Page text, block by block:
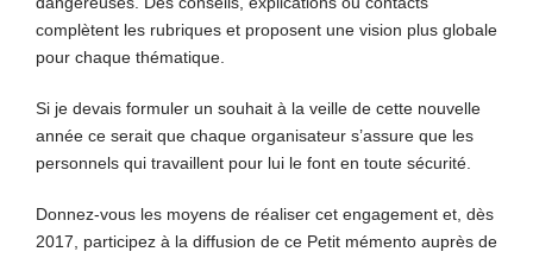
complètent les rubriques et proposent une vision plus globale
pour chaque thématique.
Si je devais formuler un souhait à la veille de cette nouvelle
année ce serait que chaque organisateur s’assure que les
personnels qui travaillent pour lui le font en toute sécurité.
Donnez-vous les moyens de réaliser cet engagement et, dès
2017, participez à la diffusion de ce Petit mémento auprès de